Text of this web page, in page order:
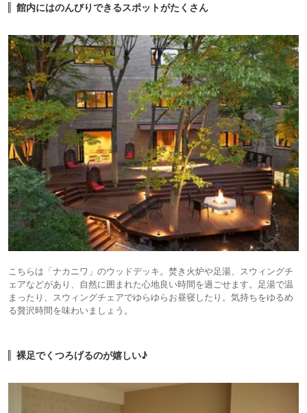
館内にはのんびりできるスポットがたくさん
こちらは「ナカニワ」のウッドデッキ。焚き火炉や足湯、スウィングチ
ェアなどがあり、自然に囲まれた心地良い時間を過ごせます。足湯で温
まったり、スウィングチェアでゆらゆらお昼寝したり。気持ちをゆるめ
る贅沢時間を味わいましょう。
裸足でくつろげるのが嬉しい♪